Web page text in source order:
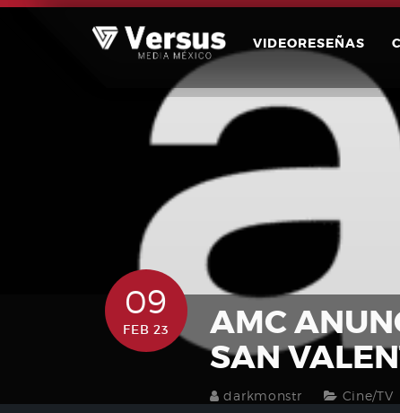
Skip
VIDEORESEÑAS
09
FEB 23
AMC
SAN
darkmonstr Cine/TV